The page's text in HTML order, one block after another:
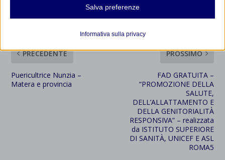
PRECEDENTE
Puericultrice Nunzia –
Matera e provincia
PROSSIMO
FAD GRATUITA –
“PROMOZIONE DELLA
SALUTE,
DELL’ALLATTAMENTO E
DELLA GENITORIALITÀ
RESPONSIVA” – realizzata
da ISTITUTO SUPERIORE
DI SANITÀ, UNICEF E ASL
ROMA5
wordpress_test_cookie
Analitici
interagiscono con il nostro sito web.
Altri servizi
Questa categoria include tutti i cookie, i domini e i servizi che non
rientrano nelle altre categorie specifiche o che non sono stati
Mostra dettagli
Salva preferenze
Informativa sulla privacy